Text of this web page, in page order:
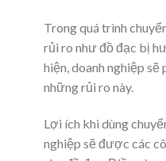
Trong quá trình
rủi ro như đồ đạc bị
hiện, doanh nghiệp
những rủi ro này.
Lợi ích khi dùng
nghiệp sẽ được các